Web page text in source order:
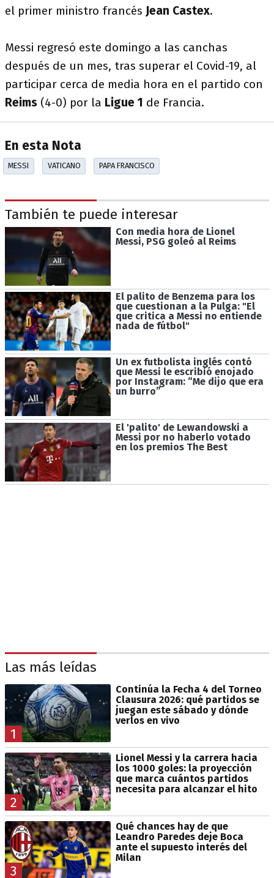
el primer ministro francés Jean Castex.
Messi regresó este domingo a las canchas
después de un mes, tras superar el Covid-19, al
participar cerca de media hora en el partido con
Reims (4-0) por la Ligue 1 de Francia.
En esta Nota
MESSI VATICANO PAPA FRANCISCO
También te puede interesar
Con media hora de Lionel
Messi, PSG goleó al Reims
El palito de Benzema para los
que cuestionan a la Pulga: "El
que critica a Messi no entiende
nada de fútbol"
Un ex futbolista inglés contó
que Messi le escribió enojado
por Instagram: “Me dijo que era
un burro”
El 'palito' de Lewandowski a
Messi por no haberlo votado
en los premios The Best
Las más leídas
1
Continúa la Fecha 4 del Torneo
Clausura 2026: qué partidos se
juegan este sábado y dónde
verlos en vivo
2
Lionel Messi y la carrera hacia
los 1000 goles: la proyección
que marca cuántos partidos
necesita para alcanzar el hito
3
Qué chances hay de que
Leandro Paredes deje Boca
ante el supuesto interés del
Milan